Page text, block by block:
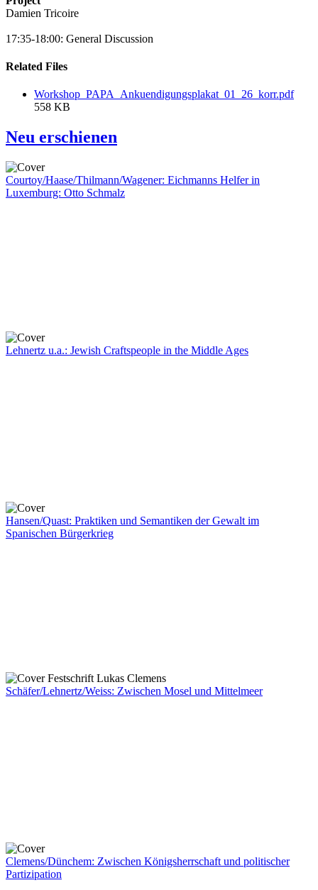
Damien Tricoire
17:35-18:00: General Discussion
Related Files
Workshop_PAPA_Ankuendigungsplakat_01_26_korr.pdf
558 KB
Neu erschienen
Courtoy/Haase/Thilmann/Wagener: Eichmanns Helfer in
Luxemburg: Otto Schmalz
Lehnertz u.a.: Jewish Craftspeople in the Middle Ages
Hansen/Quast: Praktiken und Semantiken der Gewalt im
Spanischen Bürgerkrieg
Schäfer/Lehnertz/Weiss: Zwischen Mosel und Mittelmeer
Clemens/Dünchem: Zwischen Königsherrschaft und politischer
Partizipation